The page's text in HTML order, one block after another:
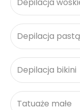
Depilacja
Depilacja bikini
Tatuaże małe